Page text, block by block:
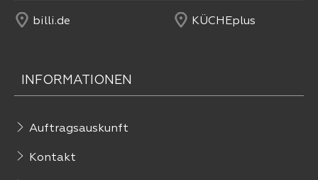
billi.de KÜCHEplus
INFORMATIONEN
Auftragsauskunft
Kontakt